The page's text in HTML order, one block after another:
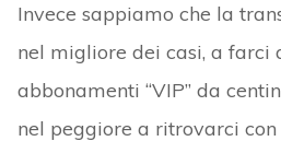
Invece sappiamo che la
nel migliore dei casi, a farci
abbonamenti “VIP” da
nel peggiore a ritrovarci